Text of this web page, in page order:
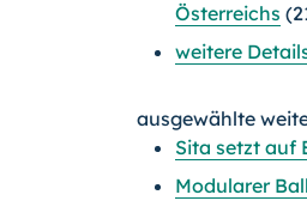
Österreichs
weitere
ausgewählte
Sita setzt auf
Modularer